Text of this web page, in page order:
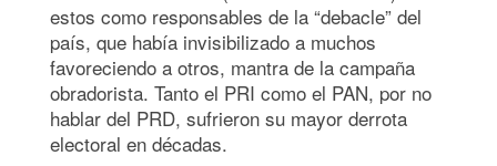
estos como responsables de la “debacle” del
país, que había invisibilizado a muchos
favoreciendo a otros, mantra de la campaña
obradorista. Tanto el PRI como el PAN, por no
hablar del PRD, sufrieron su mayor derrota
electoral en décadas.